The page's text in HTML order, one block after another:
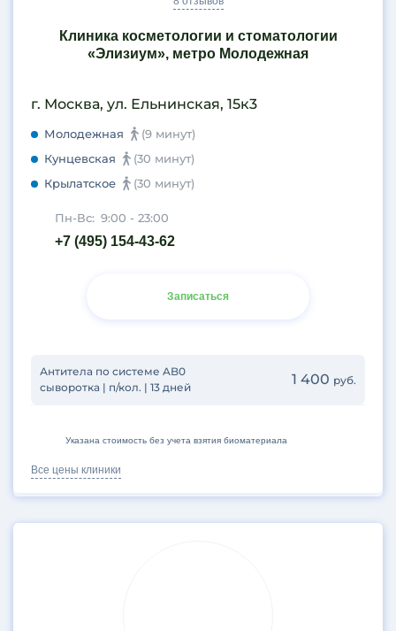
Клиника косметологии и стоматологии
«Элизиум», метро Молодежная
г. Москва, ул. Ельнинская, 15к3
Молодежная
(9 минут)
Кунцевская
(30 минут)
Крылатское
(30 минут)
Пн-Вс: 9:00 - 23:00
+7 (495) 154-43-62
Записаться
Антитела по системе AB0
сыворотка | п/кол. | 13 дней
1 400 руб.
Все цены клиники
Указана стоимость без учета взятия биоматериала